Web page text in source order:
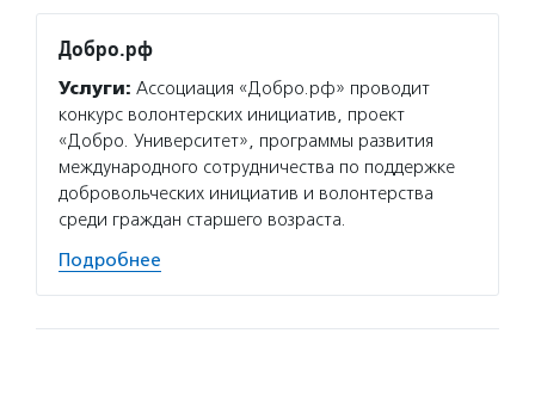
Добро.рф
Услуги: Ассоциация «Добро.рф» проводит
конкурс волонтерских инициатив, проект
«Добро. Университет», программы развития
международного сотрудничества по поддержке
добровольческих инициатив и волонтерства
среди граждан старшего возраста.
Подробнее